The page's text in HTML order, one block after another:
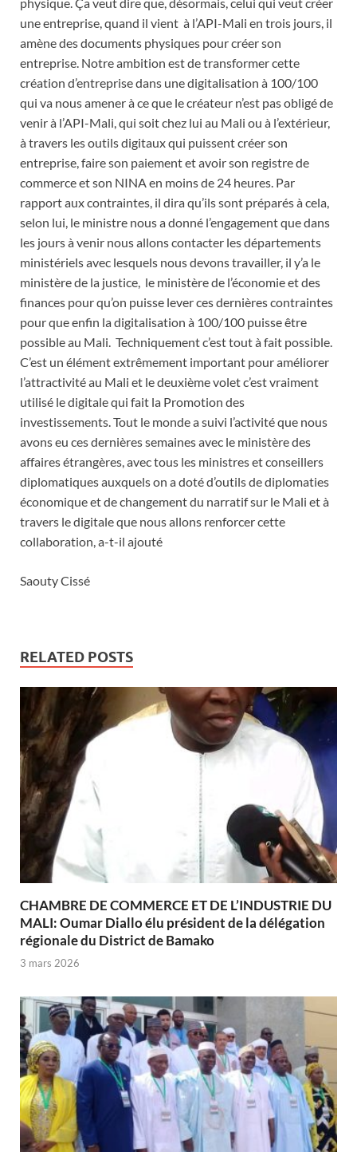
une entreprise, quand il vient à l’API-Mali en trois jours, il
amène des documents physiques pour créer son
entreprise. Notre ambition est de transformer cette
création d’entreprise dans une digitalisation à 100/100
qui va nous amener à ce que le créateur n’est pas obligé de
venir à l’API-Mali, qui soit chez lui au Mali ou à l’extérieur,
à travers les outils digitaux qui puissent créer son
entreprise, faire son paiement et avoir son registre de
commerce et son NINA en moins de 24 heures. Par
rapport aux contraintes, il dira qu’ils sont préparés à cela,
selon lui, le ministre nous a donné l’engagement que dans
les jours à venir nous allons contacter les départements
ministériels avec lesquels nous devons travailler, il y’a le
ministère de la justice, le ministère de l’économie et des
finances pour qu’on puisse lever ces dernières contraintes
pour que enfin la digitalisation à 100/100 puisse être
possible au Mali. Techniquement c’est tout à fait possible.
C’est un élément extrêmement important pour améliorer
l’attractivité au Mali et le deuxième volet c’est vraiment
utilisé le digitale qui fait la Promotion des
investissements. Tout le monde a suivi l’activité que nous
avons eu ces dernières semaines avec le ministère des
affaires étrangères, avec tous les ministres et conseillers
diplomatiques auxquels on a doté d’outils de diplomaties
économique et de changement du narratif sur le Mali et à
travers le digitale que nous allons renforcer cette
collaboration, a-t-il ajouté
Saouty Cissé
RELATED POSTS
CHAMBRE DE COMMERCE ET DE L’INDUSTRIE DU
MALI: Oumar Diallo élu président de la délégation
régionale du District de Bamako
3 mars 2026